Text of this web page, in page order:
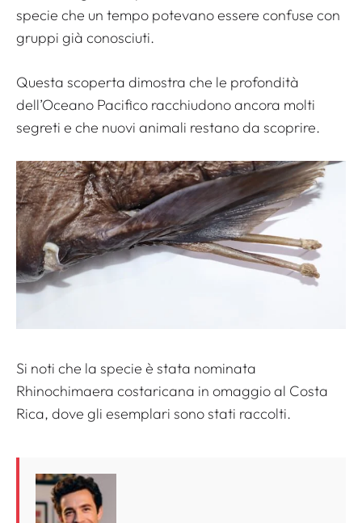
specie che un tempo potevano essere confuse con
gruppi già conosciuti.
Questa scoperta dimostra che le profondità
dell’Oceano Pacifico racchiudono ancora molti
segreti e che nuovi animali restano da scoprire.
Si noti che la specie è stata nominata
Rhinochimaera costaricana in omaggio al Costa
Rica, dove gli esemplari sono stati raccolti.